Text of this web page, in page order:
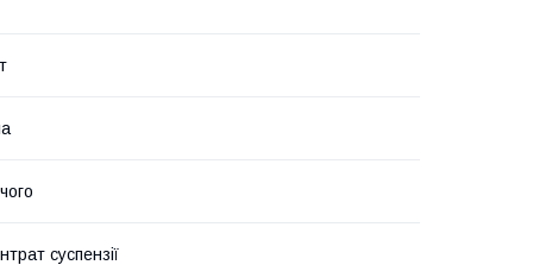
суспензії